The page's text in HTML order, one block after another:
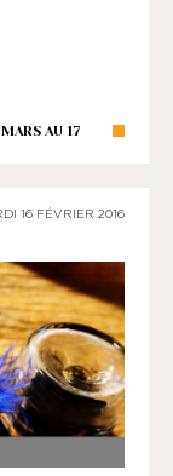
AU 17
16 FÉVRIER 2016